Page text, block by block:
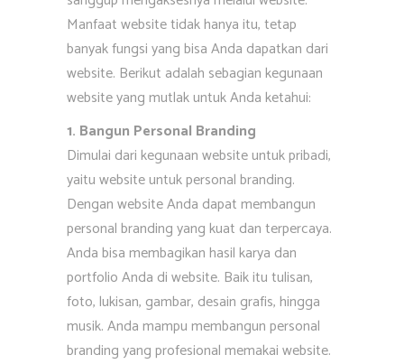
Manfaat website tidak hanya itu, tetap
banyak fungsi yang bisa Anda dapatkan dari
website. Berikut adalah sebagian kegunaan
website yang mutlak untuk Anda ketahui:
1. Bangun Personal Branding
Dimulai dari kegunaan website untuk pribadi,
yaitu website untuk personal branding.
Dengan website Anda dapat membangun
personal branding yang kuat dan terpercaya.
Anda bisa membagikan hasil karya dan
portfolio Anda di website. Baik itu tulisan,
foto, lukisan, gambar, desain grafis, hingga
musik. Anda mampu membangun personal
branding yang profesional memakai website.